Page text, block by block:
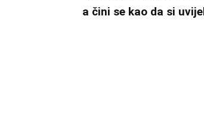
a čini se kao da si